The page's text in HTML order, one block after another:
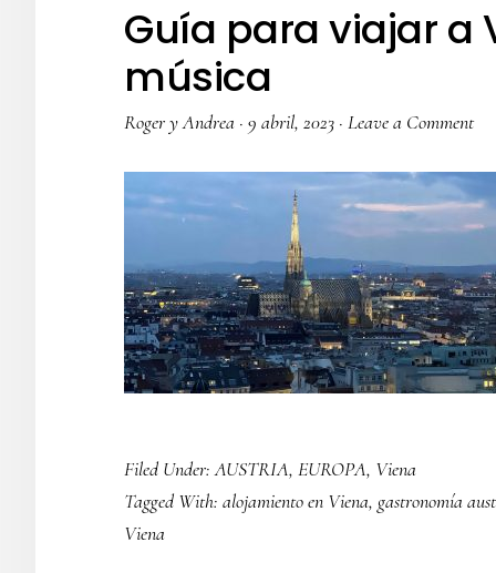
Guía para viajar a
música
Roger y Andrea · 9 abril, 2023 · Leave a Comment
Filed Under:AUSTRIA, EUROPA, Viena
Tagged With: alojamiento en Viena, gastronomía
Viena